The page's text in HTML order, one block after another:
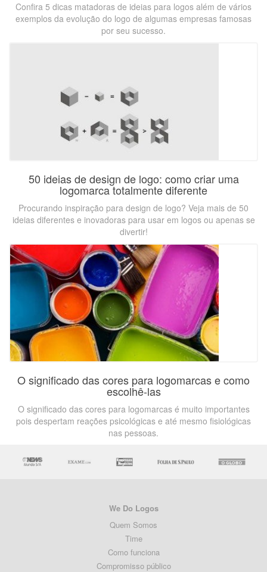
Confira 5 dicas matadoras de ideias para logos além de vários
exemplos da evolução do logo de algumas empresas famosas
por seu sucesso.
50 ideias de design de logo: como criar uma
logomarca totalmente diferente
Procurando inspiração para design de logo? Veja mais de 50
ideias diferentes e inovadoras para usar em logos ou apenas se
divertir!
O significado das cores para logomarcas e como
escolhê-las
O significado das cores para logomarcas é muito importantes
pois despertam reações psicológicas e até mesmo fisiológicas
nas pessoas.
We Do Logos
Quem Somos
Time
Como funciona
Compromisso público